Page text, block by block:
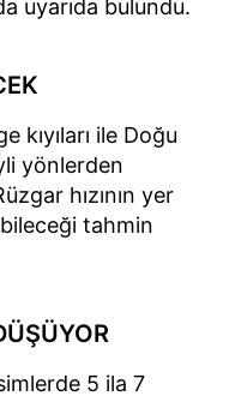
uyarıda bulundu.
kıyıları ile Doğu
yönlerden
hızının yer
tahmin
5 ila 7